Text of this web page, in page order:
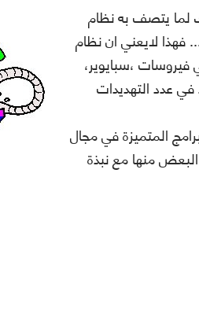
لما يتصف به نظام
لايعني ان نظام
،سبايوير،
عدد التهديدات
المتميزة في مجال
منها مع نبذة